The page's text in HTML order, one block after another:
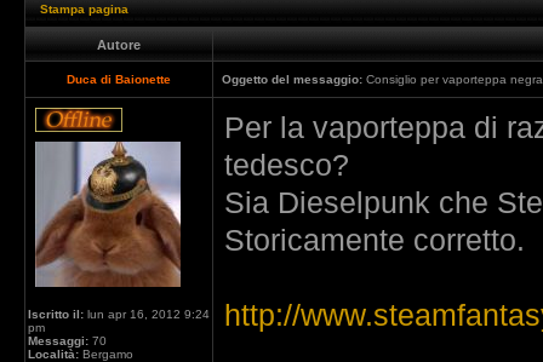
Stampa pagina
Autore
Duca di Baionette Oggetto del messaggio: Consiglio per vaporteppa
Iscritto il: lun apr 16, 2012 9:24
pm
Messaggi: 70
Località: Bergamo
Per la vaporteppa di
tedesco?
Sia Dieselpunk che
Storicamente corretto.
http://